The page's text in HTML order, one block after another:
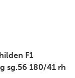
F1
sg.56 180/41 rh